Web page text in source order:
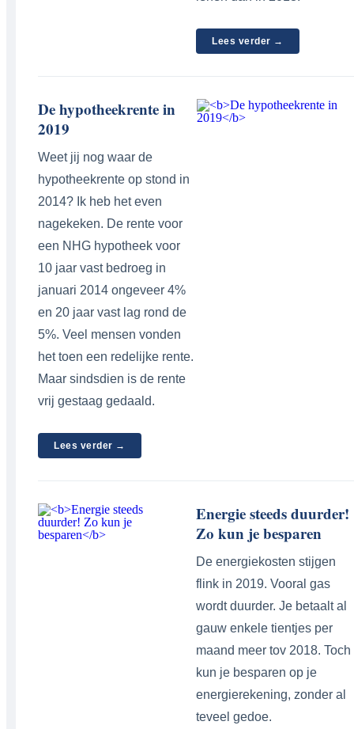
Lees verder →
De hypotheekrente in
2019
Weet jij nog waar de
hypotheekrente op stond in
2014? Ik heb het even
nagekeken. De rente voor
een NHG hypotheek voor
10 jaar vast bedroeg in
januari 2014 ongeveer 4%
en 20 jaar vast lag rond de
5%. Veel mensen vonden
het toen een redelijke rente.
Maar sindsdien is de rente
vrij gestaag gedaald.
Lees verder →
Energie steeds duurder!
Zo kun je besparen
De energiekosten stijgen
flink in 2019. Vooral gas
wordt duurder. Je betaalt al
gauw enkele tientjes per
maand meer tov 2018. Toch
kun je besparen op je
energierekening, zonder al
teveel gedoe.